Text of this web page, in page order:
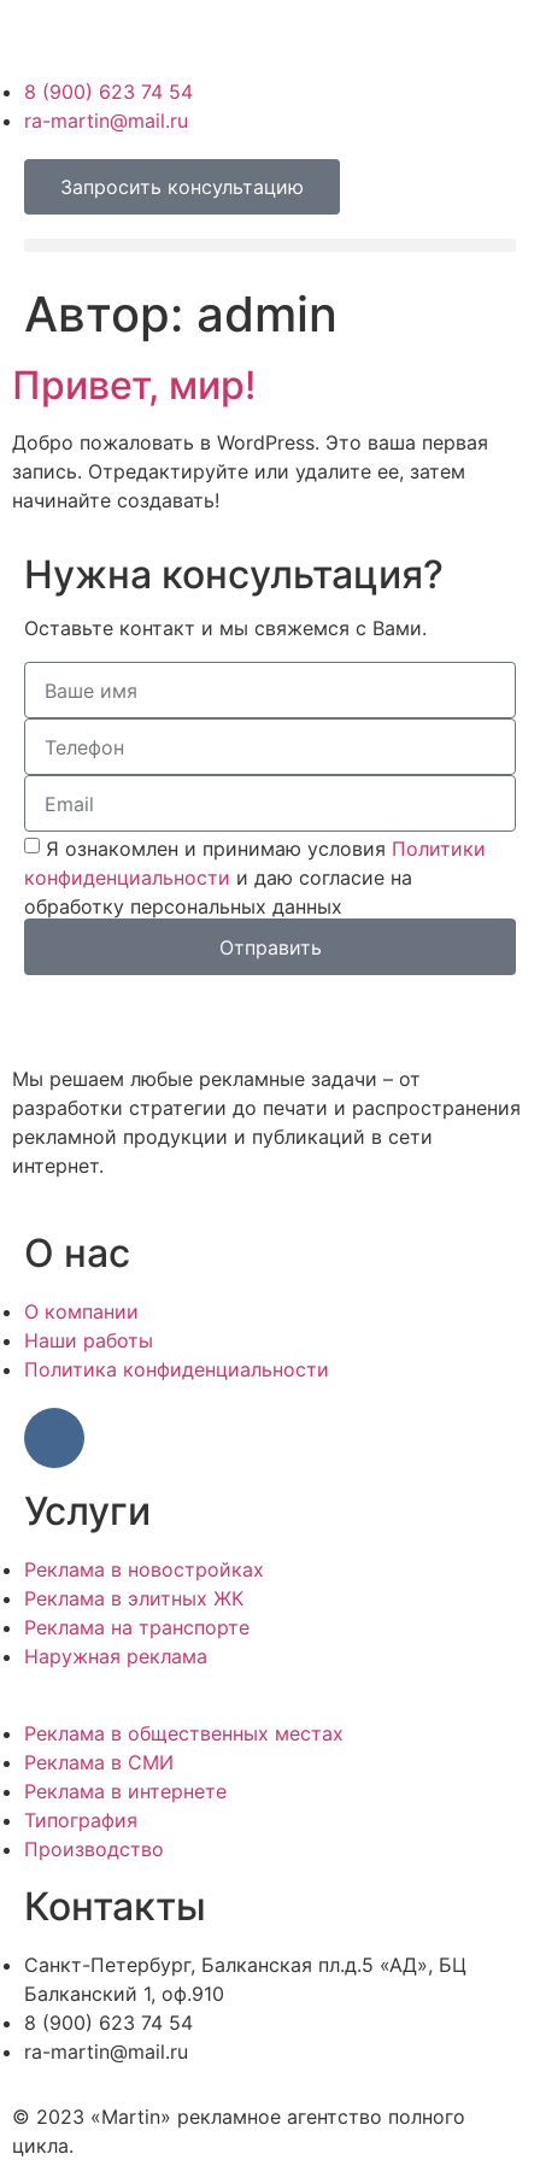
8 (900) 623 74 54
ra-martin@mail.ru
Запросить консультацию
Автор: admin
Привет, мир!
Добро пожаловать в WordPress. Это ваша первая
запись. Отредактируйте или удалите ее, затем
начинайте создавать!
Нужна консультация?
Оставьте контакт и мы свяжемся с Вами.
Я ознакомлен и принимаю условия Политики
конфиденциальности и даю согласие на
обработку персональных данных
Отправить
Мы решаем любые рекламные задачи – от
разработки стратегии до печати и распространения
рекламной продукции и публикаций в сети
интернет.
О нас
О компании
Наши работы
Политика конфиденциальности
Услуги
Реклама в новостройках
Реклама в элитных ЖК
Реклама на транспорте
Наружная реклама
Реклама в общественных местах
Реклама в СМИ
Реклама в интернете
Типография
Производство
Контакты
Санкт-Петербург, Балканская пл.д.5 «АД», БЦ
Балканский 1, оф.910
8 (900) 623 74 54
ra-martin@mail.ru
© 2023 «Martin» рекламное агентство полного
цикла.